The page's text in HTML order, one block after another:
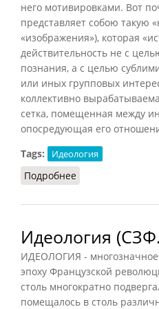
него мотивировками. Вот
представляет собою такую
«изображения»), которая
действительность не с
познания, а с целью
или иных групповых
коллективно
сетка, помещенная между
опосредующая его
Tags:
Идеология
Подробнее
Идеология
ИДЕОЛОГИЯ -
эпоху Французской
столь многократно
помещалось в столь